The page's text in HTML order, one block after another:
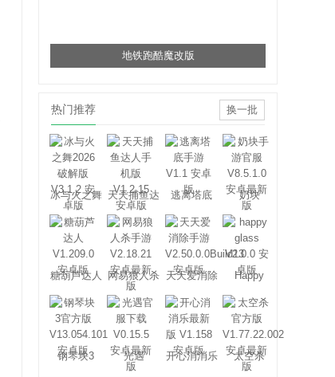
地铁跑酷魔改版
热门推荐 换一批
冰与火之舞 天天捕鱼达
人
逃离塔底 奶块
糖葫芦达人 网易狼人杀 天天爱消除
Happy
钢琴块3 光遇 开心消消乐 太空杀